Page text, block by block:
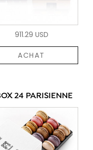
911.29 USD
ACHAT
24 PARISIENNE